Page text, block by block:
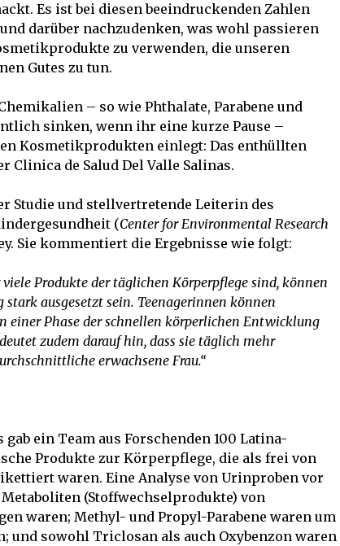
Es ist bei diesen beeindruckenden Zahlen
darüber nachzudenken, was wohl passieren
zu verwenden, die unseren
Gutes zu tun.
– so wie Phthalate, Parabene und
sinken, wenn ihr eine kurze Pause –
Kosmetikprodukten einlegt: Das enthüllten
Clinica de Salud Del Valle Salinas.
Studie und stellvertretende Leiterin des
(Center for Environmental Research
Sie kommentiert die Ergebnisse wie folgt:
Produkte der täglichen Körperpflege sind, können
ausgesetzt sein. Teenagerinnen können
einer Phase der schnellen körperlichen Entwicklung
zudem darauf hin, dass sie täglich mehr
erwachsene Frau.“
ein Team aus Forschenden 100 Latina-
Produkte zur Körperpflege, die als frei von
waren. Eine Analyse von Urinproben vor
(Stoffwechselprodukte) von
waren; Methyl- und Propyl-Parabene waren um
und sowohl Triclosan als auch Oxybenzon waren